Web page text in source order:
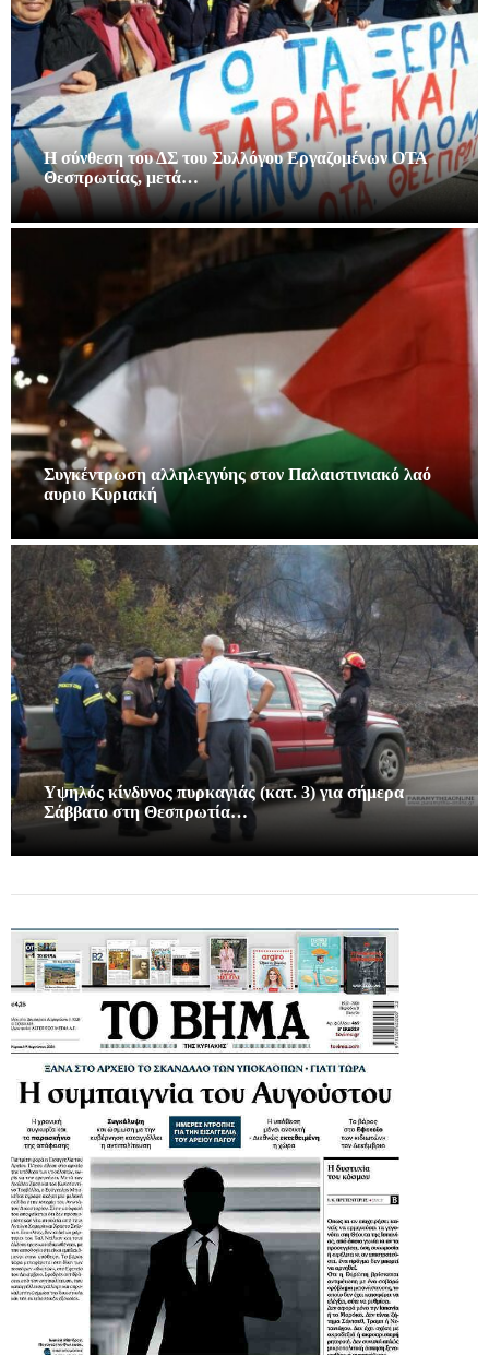
Η σύνθεση του ΔΣ του Συλλόγου Εργαζομένων ΟΤΑ
Θεσπρωτίας, μετά…
Συγκέντρωση αλληλεγγύης στον Παλαιστινιακό λαό
αυριο Κυριακή
Υψηλός κίνδυνος πυρκαγιάς (κατ. 3) για σήμερα
Σάββατο στη Θεσπρωτία…